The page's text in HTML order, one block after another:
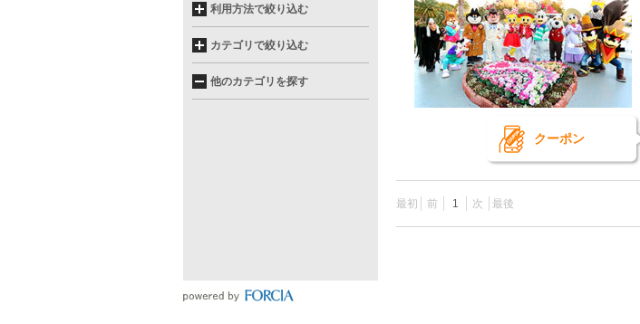
クーポン
最初 前 1 次 最後
利用方法で絞り込む
カテゴリで絞り込む
他のカテゴリを探す